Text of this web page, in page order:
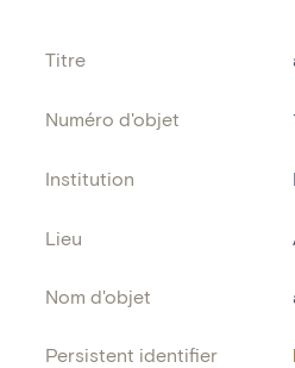
Titre
Numéro d'objet
Institution
Lieu
Nom d'objet
Persistent identifier